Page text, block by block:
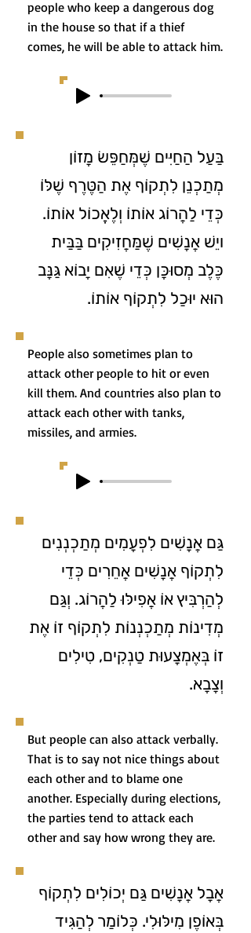
people who keep a dangerous dog
in the house so that if a thief
comes, he will be able to attack him.
בַּעַל הַחַיִּים שֶׁמְּחַפֵּשׂ מָזוֹן
מְתַכְנֵן לִתְקוֹף אֶת הַטֶּרֶף שֶׁלּוֹ
כְּדֵי לַהֲרוֹג אוֹתוֹ וְלֶאֱכוֹל אוֹתוֹ.
ויֵשׁ אֲנָשִׁים שֶׁמַּחֲזִיקִים בַּבַּית
כֶּלֶב מְסוּכָּן כְּדֵי שֶׁאִם יָבוֹא גַּנָּב
הוּא יוּכַל לִתְקוֹף אוֹתוֹ.
People also sometimes plan to
attack other people to hit or even
kill them. And countries also plan to
attack each other with tanks,
missiles, and armies.
גַּם אֲנָשִׁים לִפְעָמִים מְתַכְנְנִים
לִתְקוֹף אֲנָשִׁים אֲחֵרִים כְּדֵי
לְהַרְבִּיץ אוֹ אֲפִילּוּ לַהֲרוֹג. וְגַּם
מְדִינוֹת מְתַכְנְנוֹת לִתְקוֹף זוֹ אֶת
זוֹ בְּאֶמְצָעוּת טַנְקִים, טִילִים
וְצָבָא.
But people can also attack verbally.
That is to say not nice things about
each other and to blame one
another. Especially during elections,
the parties tend to attack each
other and say how wrong they are.
אֲבָל אֲנָשִׁים גַּם יְכוֹלִים לִתְקוֹף
בְּאוֹפֶן מִילּוּלִי. כְּלוֹמַר לְהַגִּיד